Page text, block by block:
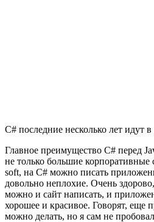
C# последние несколько лет идут в
Главное преимущество C# перед
не только большие
soft, на C# можно писать
довольно неплохие. Очень
можно и сайт написать, и
хорошее и красивое. Говорят, еще
можно делать, но я сам не